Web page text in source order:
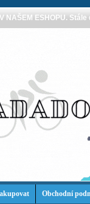
NAŠEM ESHOPU.
Obchodní